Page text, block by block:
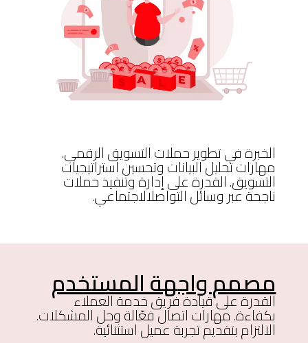
الخبرة في تطوير حملات التسويق الرقمي.
مهارات تحليل البيانات وتحسين استراتيجيات
التسويق. القدرة على إدارة وتنفيذ حملات
ناجحة عبر وسائل التواصلالاجتماعي.
مصمم واجهة المستخدم
القدرة على قيادة فريق خدمة العملاء
بكفاءة. مهارات اتصال فعّالة وحل المشكلات.
الالتزام بتقديم تجربة عميل استثنائية.